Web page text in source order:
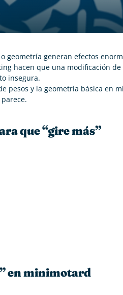
generan efectos
hacen que una modificación
insegura.
pesos y la geometría básica en
que “gire más”
en minimotard